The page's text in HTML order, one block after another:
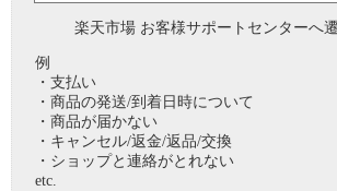
楽天市場 お客様サポートセンターへ遷
例
・支払い
・商品の発送/到着日時について
・商品が届かない
・キャンセル/返金/返品/交換
・ショップと連絡がとれない
etc.